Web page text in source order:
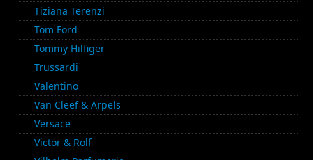
Tiziana Terenzi
Tom Ford
Tommy Hilfiger
Trussardi
Valentino
Van Cleef & Arpels
Versace
Victor & Rolf